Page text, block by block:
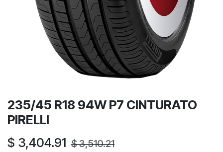
235/45 R18 94W P7 CINTURATO
PIRELLI
$ 3,404.91 $3,510.21